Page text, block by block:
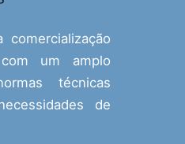
comercialização
um amplo
técnicas
de